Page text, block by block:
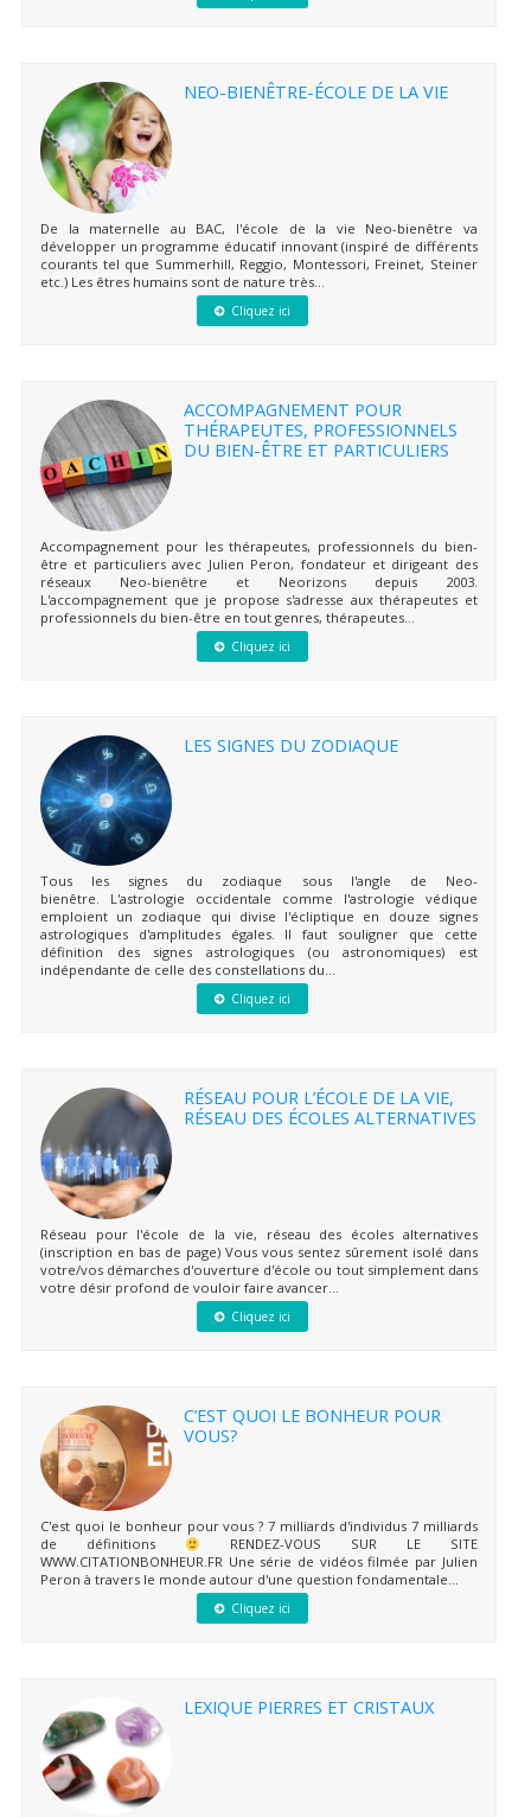
NEO-BIENÊTRE-ÉCOLE DE LA VIE
De la maternelle au BAC, l'école de la vie Neo-bienêtre va
développer un programme éducatif innovant (inspiré de différents
courants tel que Summerhill, Reggio, Montessori, Freinet, Steiner
etc.) Les êtres humains sont de nature très...
Cliquez ici
ACCOMPAGNEMENT POUR
THÉRAPEUTES, PROFESSIONNELS
DU BIEN-ÊTRE ET PARTICULIERS
Accompagnement pour les thérapeutes, professionnels du bien-
être et particuliers avec Julien Peron, fondateur et dirigeant des
réseaux Neo-bienêtre et Neorizons depuis 2003.
L'accompagnement que je propose s'adresse aux thérapeutes et
professionnels du bien-être en tout genres, thérapeutes...
Cliquez ici
LES SIGNES DU ZODIAQUE
Tous les signes du zodiaque sous l'angle de Neo-
bienêtre. L'astrologie occidentale comme l'astrologie védique
emploient un zodiaque qui divise l'écliptique en douze signes
astrologiques d'amplitudes égales. Il faut souligner que cette
définition des signes astrologiques (ou astronomiques) est
indépendante de celle des constellations du...
Cliquez ici
RÉSEAU POUR L’ÉCOLE DE LA VIE,
RÉSEAU DES ÉCOLES ALTERNATIVES
Réseau pour l'école de la vie, réseau des écoles alternatives
(inscription en bas de page) Vous vous sentez sûrement isolé dans
votre/vos démarches d'ouverture d'école ou tout simplement dans
votre désir profond de vouloir faire avancer...
Cliquez ici
C’EST QUOI LE BONHEUR POUR
VOUS?
C'est quoi le bonheur pour vous ? 7 milliards d'individus 7 milliards
de définitions
RENDEZ-VOUS SUR LE SITE
WWW.CITATIONBONHEUR.FR Une série de vidéos filmée par Julien
Peron à travers le monde autour d'une question fondamentale...
Cliquez ici
LEXIQUE PIERRES ET CRISTAUX